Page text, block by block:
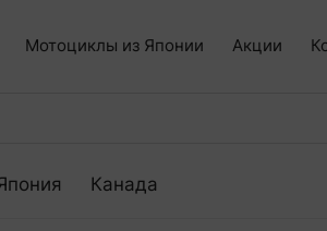
Мотоциклы из Японии Акции
Канада